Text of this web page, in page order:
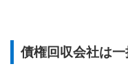
債権回収会社は